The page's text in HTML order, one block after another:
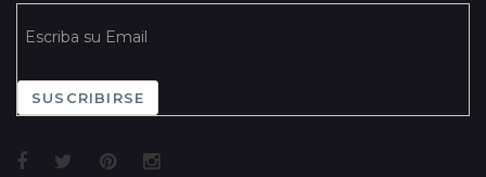
SUSCRIBIRSE